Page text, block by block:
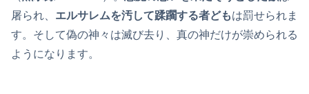
屠られ、 エルサレムを汚して蹂躙する者どもは罰せられま
す。そして偽の神々は滅び去り、真の神だけが崇められる
ようになります。